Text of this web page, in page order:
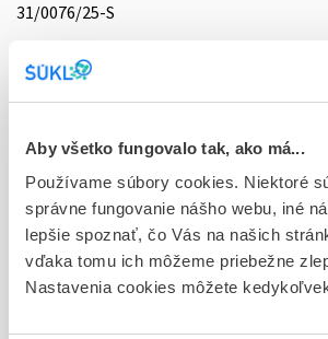
Aby všetko fungovalo tak, ako má...
Používame súbory cookies. Niektoré
správne fungovanie nášho webu, iné
lepšie spoznať, čo Vás na našich
vďaka tomu ich môžeme priebežne
Nastavenia cookies môžete
31/0076/25-S
Doplnok
tbl flm 90x20 mg/10 mg (blis.OPA/Al/PVC/
D - Registrácia bez obmedzenia platnosti
Typ registračnej procedúry
Vzájomné uznávanie (mutual
Držiteľ, krajina